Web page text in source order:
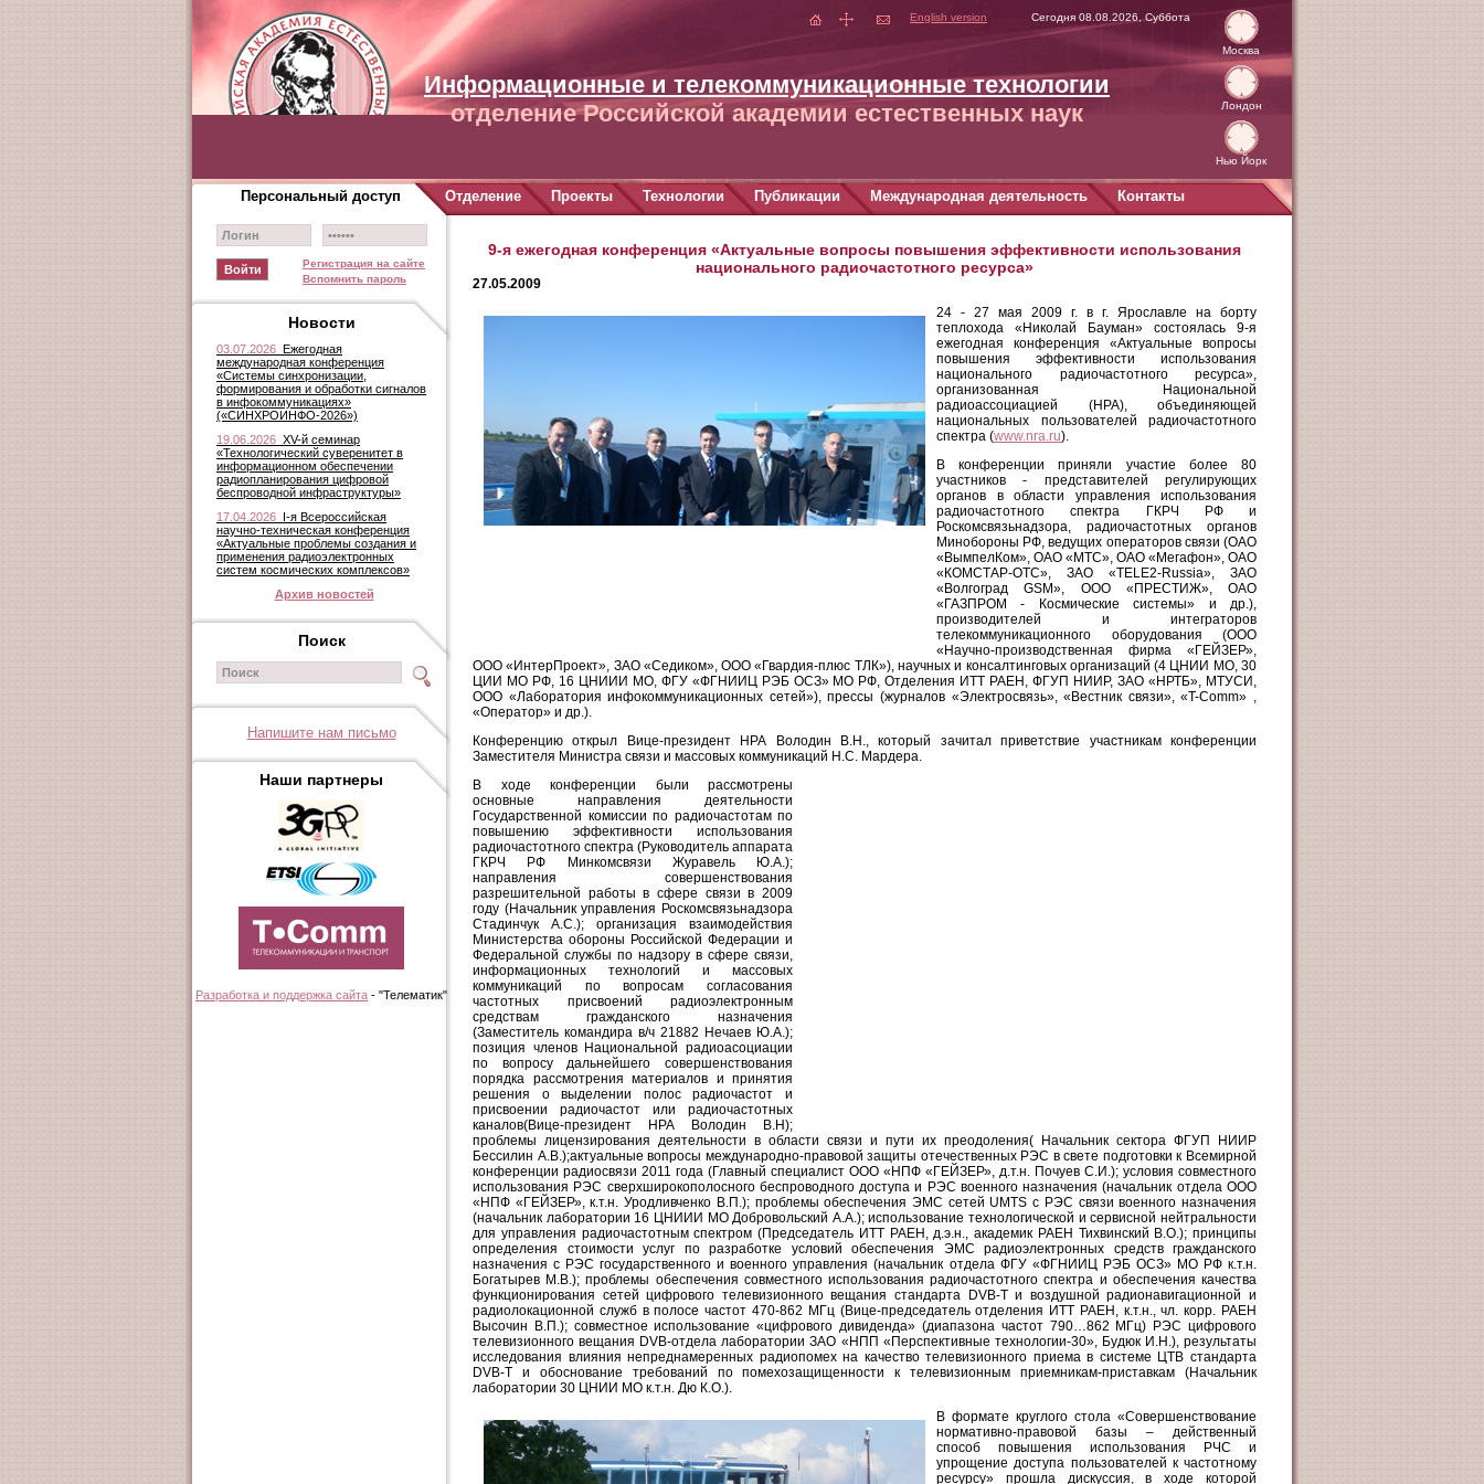
English version Сегодня 08.08.2026, Суббота
Москва
Лондон
Нью Йорк
Информационные и телекоммуникационные технологии
отделение Российской академии естественных наук
Регистрация на сайте
Вспомнить пароль
Новости
03.07.2026 Ежегодная
международная конференция
«Системы синхронизации,
формирования и обработки сигналов
в инфокоммуникациях»
(«СИНХРОИНФО-2026»)
19.06.2026 XV-й семинар
«Технологический суверенитет в
информационном обеспечении
радиопланирования цифровой
беспроводной инфраструктуры»
17.04.2026 I-я Всероссийская
научно-техническая конференция
«Актуальные проблемы создания и
применения радиоэлектронных
систем космических комплексов»
Архив новостей
Поиск
Напишите нам письмо
Наши партнеры
Разработка и поддержка сайта - "Телематик"
9-я ежегодная конференция «Актуальные вопросы повышения эффективности использования
национального радиочастотного ресурса»
27.05.2009
24 - 27 мая 2009 г. в г. Ярославле на борту
теплохода «Николай Бауман» состоялась 9-я
ежегодная конференция «Актуальные вопросы
повышения эффективности использования
национального радиочастотного ресурса»,
организованная Национальной
радиоассоциацией (НРА), объединяющей
национальных пользователей радиочастотного
спектра (www.nra.ru).
В конференции приняли участие более 80
участников - представителей регулирующих
органов в области управления использования
радиочастотного спектра ГКРЧ РФ и
Роскомсвязьнадзора, радиочастотных органов
Минобороны РФ, ведущих операторов связи (ОАО
«ВымпелКом», ОАО «МТС», ОАО «Мегафон», ОАО
«КОМСТАР-ОТС», ЗАО «TELE2-Russia», ЗАО
«Волгоград GSM», ООО «ПРЕСТИЖ», ОАО
«ГАЗПРОМ - Космические системы» и др.),
производителей и интеграторов
телекоммуникационного оборудования (ООО
«Научно-производственная фирма «ГЕЙЗЕР»,
ООО «ИнтерПроект», ЗАО «Седиком», ООО «Гвардия-плюс ТЛК»), научных и консалтинговых организаций (4 ЦНИИ МО, 30
ЦИИ МО РФ, 16 ЦНИИИ МО, ФГУ «ФГНИИЦ РЭБ ОСЗ» МО РФ, Отделения ИТТ РАЕН, ФГУП НИИР, ЗАО «НРТБ», МТУСИ,
ООО «Лаборатория инфокоммуникационных сетей»), прессы (журналов «Электросвязь», «Вестник связи», «T-Comm» ,
«Оператор» и др.).
Конференцию открыл Вице-президент НРА Володин В.Н., который зачитал приветствие участникам конференции
Заместителя Министра связи и массовых коммуникаций Н.С. Мардера.
В ходе конференции были рассмотрены
основные направления деятельности
Государственной комиссии по радиочастотам по
повышению эффективности использования
радиочастотного спектра (Руководитель аппарата
ГКРЧ РФ Минкомсвязи Журавель Ю.А.);
направления совершенствования
разрешительной работы в сфере связи в 2009
году (Начальник управления Роскомсвязьнадзора
Стадинчук А.С.); организация взаимодействия
Министерства обороны Российской Федерации и
Федеральной службы по надзору в сфере связи,
информационных технологий и массовых
коммуникаций по вопросам согласования
частотных присвоений радиоэлектронным
средствам гражданского назначения
(Заместитель командира в/ч 21882 Нечаев Ю.А.);
позиция членов Национальной радиоасоциации
по вопросу дальнейшего совершенствования
порядка рассмотрения материалов и принятия
решения о выделении полос радиочастот и
присвоении радиочастот или радиочастотных
каналов(Вице-президент НРА Володин В.Н);
проблемы лицензирования деятельности в области связи и пути их преодоления( Начальник сектора ФГУП НИИР
Бессилин А.В.);актуальные вопросы международно-правовой защиты отечественных РЭС в свете подготовки к Всемирной
конференции радиосвязи 2011 года (Главный специалист ООО «НПФ «ГЕЙЗЕР», д.т.н. Почуев С.И.); условия совместного
использования РЭС сверхширокополосного беспроводного доступа и РЭС военного назначения (начальник отдела ООО
«НПФ «ГЕЙЗЕР», к.т.н. Уродливченко В.П.); проблемы обеспечения ЭМС сетей UMTS с РЭС связи военного назначения
(начальник лаборатории 16 ЦНИИИ МО Добровольский А.А.); использование технологической и сервисной нейтральности
для управления радиочастотным спектром (Председатель ИТТ РАЕН, д.э.н., академик РАЕН Тихвинский В.О.); принципы
определения стоимости услуг по разработке условий обеспечения ЭМС радиоэлектронных средств гражданского
назначения с РЭС государственного и военного управления (начальник отдела ФГУ «ФГНИИЦ РЭБ ОСЗ» МО РФ к.т.н.
Богатырев М.В.); проблемы обеспечения совместного использования радиочастотного спектра и обеспечения качества
функционирования сетей цифрового телевизионного вещания стандарта DVB-T и воздушной радионавигационной и
радиолокационной служб в полосе частот 470-862 МГц (Вице-председатель отделения ИТТ РАЕН, к.т.н., чл. корр. РАЕН
Высочин В.П.); совместное использование «цифрового дивиденда» (диапазона частот 790…862 МГц) РЭС цифрового
телевизионного вещания DVB-отдела лаборатории ЗАО «НПП «Перспективные технологии-30», Будюк И.Н.), результаты
исследования влияния непреднамеренных радиопомех на качество телевизионного приема в системе ЦТВ стандарта
DVB-T и обоснование требований по помехозащищенности к телевизионным приемникам-приставкам (Начальник
лаборатории 30 ЦНИИ МО к.т.н. Дю К.О.).
В формате круглого стола «Совершенствование
нормативно-правовой базы – действенный
способ повышения использования РЧС и
упрощение доступа пользователей к частотному
ресурсу» прошла дискуссия, в ходе которой
Персональный доступ Отделение Проекты Технологии Публикации Международная деятельность Контакты